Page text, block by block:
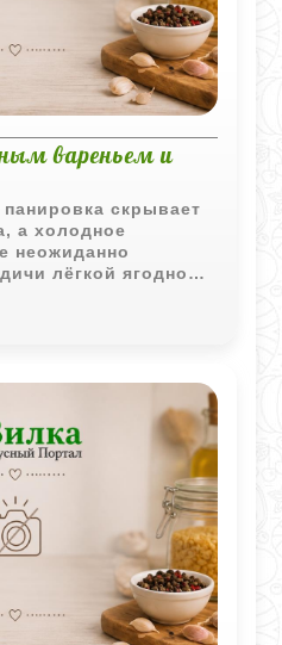
вареньем и
скрывает
а холодное
неожиданно
лёгкой ягодной
хорошо это
вместе с